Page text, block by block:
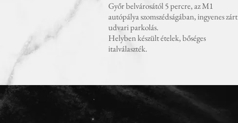
Győr belvárosától 5 percre, az M1
autópálya szomszédságában, ingyenes zárt
udvari parkolás.
Helyben készült ételek, bőséges
italválaszték.